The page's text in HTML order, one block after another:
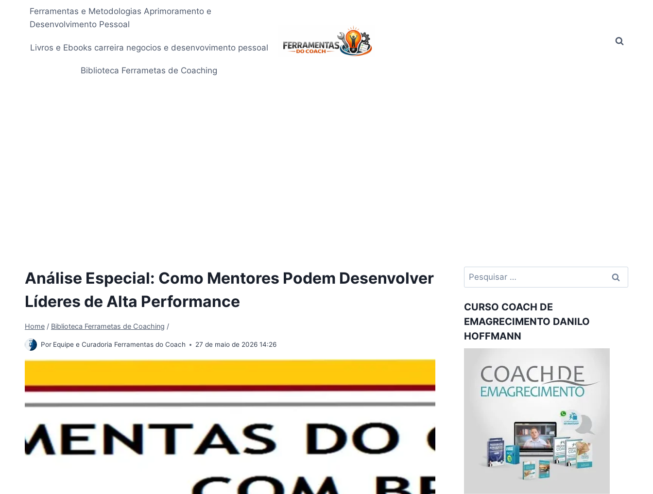
Conteúdo
Ferramentas e Metodologias Aprimoramento e
Desenvolvimento Pessoal
Livros e Ebooks carreira negocios e desenvovimento pessoal
Biblioteca Ferrametas de Coaching
Análise Especial: Como Mentores Podem Desenvolver
Líderes de Alta Performance
Home / Biblioteca Ferrametas de Coaching /
Por Equipe e Curadoria Ferramentas do Coach 27 de maio de 2026 14:26
Pesquisar
por:
CURSO COACH DE
EMAGRECIMENTO DANILO
HOFFMANN